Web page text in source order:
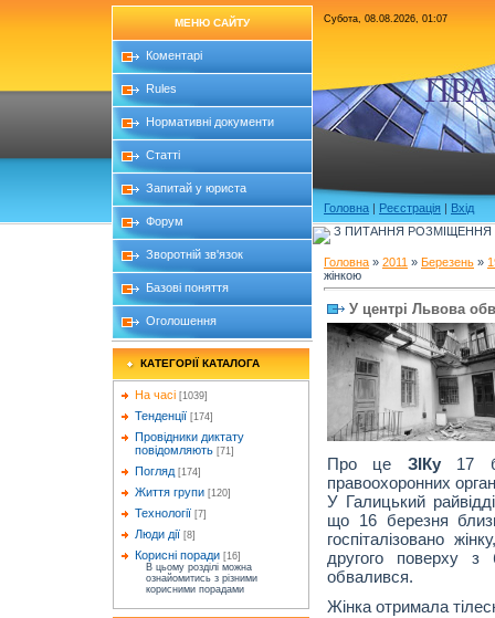
МЕНЮ САЙТУ
Коментарі
Rules
Нормативні документи
Статті
Запитай у юриста
Форум
Зворотній зв'язок
Базові поняття
Оголошення
КАТЕГОРІЇ КАТАЛОГА
На часі [1039]
Тенденції [174]
Провідники диктату
повідомляють [71]
Погляд [174]
Життя групи [120]
Технології [7]
Люди дії [8]
Корисні поради [16]
В цьому розділі можна
ознайомитись з різними
корисними порадами
Субота, 08.08.2026, 01:07
Головна | Реєстрація | Вхід
З ПИТАННЯ РОЗМІЩЕННЯ
Головна » 2011 » Березень »
жінкою
У центрі Львова
Про це ЗІКу17
правоохоронних
У Галицький
що 16 березня
госпіталізовано
другого поверху з
обвалився.
Жінка отримала